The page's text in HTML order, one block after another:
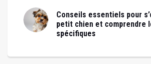
Conseils essentiels pour
petit chien et comprendre
spécifiques